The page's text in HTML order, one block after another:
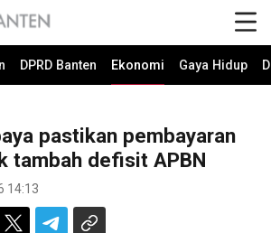
DPRD Banten Ekonomi Gaya Hidup
pastikan pembayaran
tambah defisit APBN
14:13